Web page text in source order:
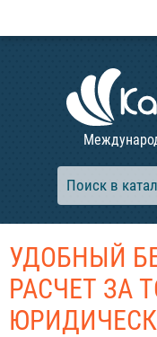
УДОБНЫЙ
РАСЧЕТ ЗА